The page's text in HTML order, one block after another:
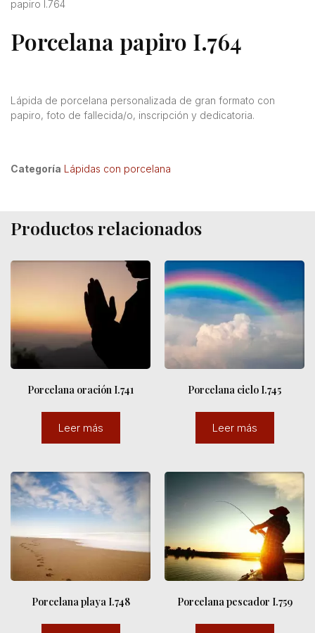
papiro I.764
Porcelana papiro I.764
Lápida de porcelana personalizada de gran formato con
papiro, foto de fallecida/o, inscripción y dedicatoria.
Categoría Lápidas con porcelana
Productos relacionados
Porcelana oración I.741
Leer más
Porcelana cielo I.745
Leer más
Porcelana playa I.748 Porcelana pescador I.759